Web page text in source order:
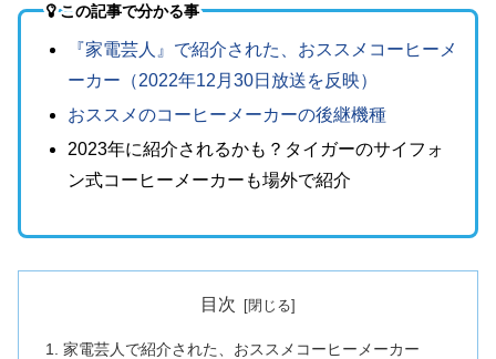
この記事で分かる事
『家電芸人』で紹介された、おススメコーヒーメ
ーカー（2022年12月30日放送を反映）
おススメのコーヒーメーカーの後継機種
2023年に紹介されるかも？タイガーのサイフォ
ン式コーヒーメーカーも場外で紹介
目次
家電芸人で紹介された、おススメコーヒーメーカー